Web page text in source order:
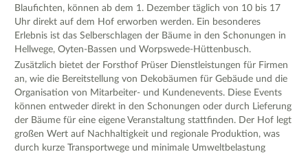
Blaufichten, können ab dem 1. Dezember täglich von 10 bis 17
Uhr direkt auf dem Hof erworben werden. Ein besonderes
Erlebnis ist das Selberschlagen der Bäume in den Schonungen in
Hellwege, Oyten-Bassen und Worpswede-Hüttenbusch.
Zusätzlich bietet der Forsthof Prüser Dienstleistungen für Firmen
an, wie die Bereitstellung von Dekobäumen für Gebäude und die
Organisation von Mitarbeiter- und Kundenevents. Diese Events
können entweder direkt in den Schonungen oder durch Lieferung
der Bäume für eine eigene Veranstaltung stattfinden. Der Hof legt
großen Wert auf Nachhaltigkeit und regionale Produktion, was
durch kurze Transportwege und minimale Umweltbelastung